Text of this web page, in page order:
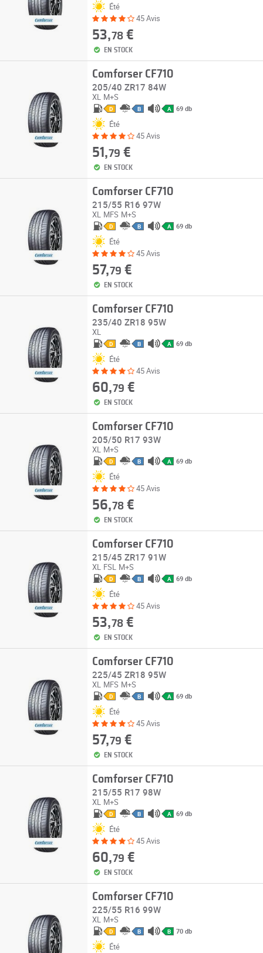
Été
45 Avis
53,78€
EN STOCK
Comforser CF710
205/40 ZR17 84W
XL M+S
D B A 69 db
Été
45 Avis
51,79 €
EN STOCK
Comforser CF710
215/55 R16 97W
XL MFS M+S
D B A 69 db
Été
45 Avis
57,79 €
EN STOCK
Comforser CF710
235/40 ZR18 95W
XL
D B A 69 db
Été
45 Avis
60,79 €
EN STOCK
Comforser CF710
205/50 R17 93W
XL M+S
D B A 69 db
Été
45 Avis
56,78€
EN STOCK
Comforser CF710
215/45 ZR17 91W
XL FSL M+S
D B A 69 db
Été
45 Avis
53,78€
EN STOCK
Comforser CF710
225/45 ZR18 95W
XL MFS M+S
D B A 69 db
Été
45 Avis
57,79 €
EN STOCK
Comforser CF710
215/55 R17 98W
XL M+S
D B A 69 db
Été
45 Avis
60,79 €
EN STOCK
Comforser CF710
225/55 R16 99W
XL M+S
D B B 70 db
Été